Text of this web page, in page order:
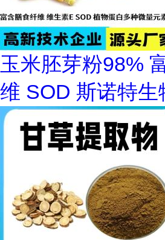
玉米胚芽粉98%
维 SOD 斯诺特生